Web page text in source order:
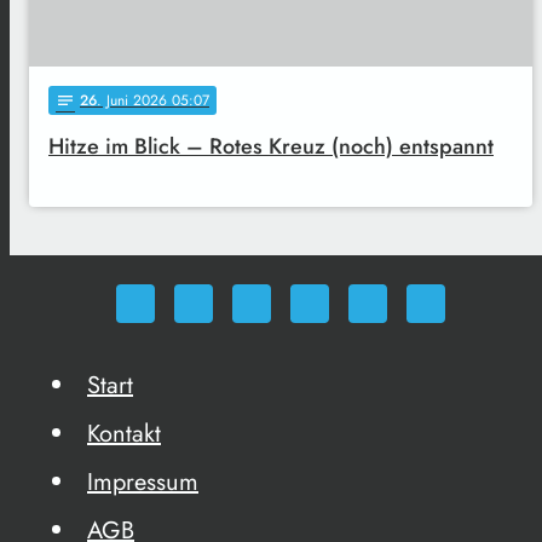
notes 26. Juni 2026 05:07
Hitze im Blick – Rotes Kreuz (noch) entspannt
Start
Kontakt
Impressum
AGB